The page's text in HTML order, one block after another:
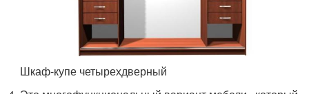
Шкаф-купе четырехдверный